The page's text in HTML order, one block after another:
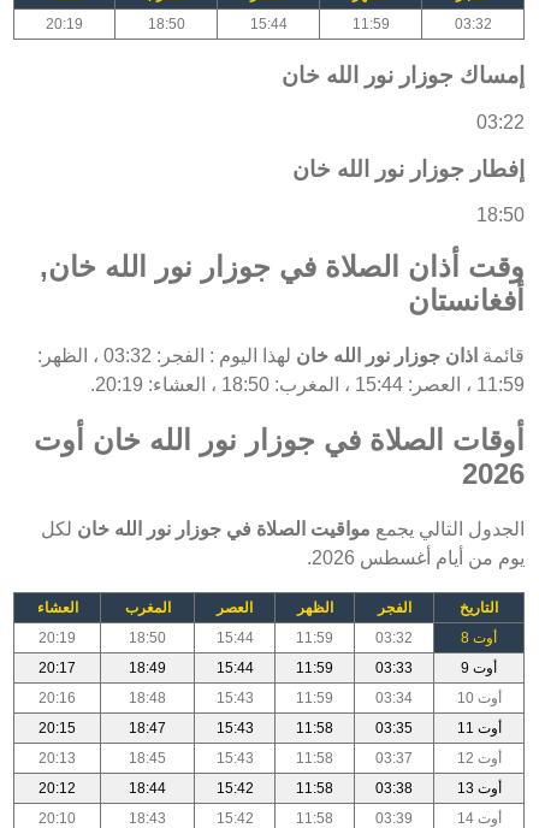
03:32
11:59
15:44
18:50
20:19
إمساك جوزار نور الله خان
03:22
إفطار جوزار نور الله خان
18:50
وقت أذان الصلاة في جوزار نور الله خان,
أفغانستان
قائمة اذان جوزار نور الله خان
لهذا اليوم : الفجر: 03:32 ، الظهر:
11:59 ، العصر: 15:44 ، المغرب: 18:50 ، العشاء: 20:19.
أوقات الصلاة في جوزار نور الله خان أوت
2026
الجدول التالي يجمع مواقيت الصلاة في جوزار نور الله خان لكل
يوم من أيام أغسطس 2026.
التاريخ الفجر الظهر العصر المغرب
العشاء
أوت 8
03:32
11:59
15:44
18:50
20:19
أوت 9
03:33
11:59
15:44
18:49
20:17
أوت 10
03:34
11:59
15:43
18:48
20:16
أوت 11
03:35
11:58
15:43
18:47
20:15
أوت 12
03:37
11:58
15:43
18:45
20:13
أوت 13
03:38
11:58
15:42
18:44
20:12
أوت 14
03:39
11:58
15:42
18:43
20:10